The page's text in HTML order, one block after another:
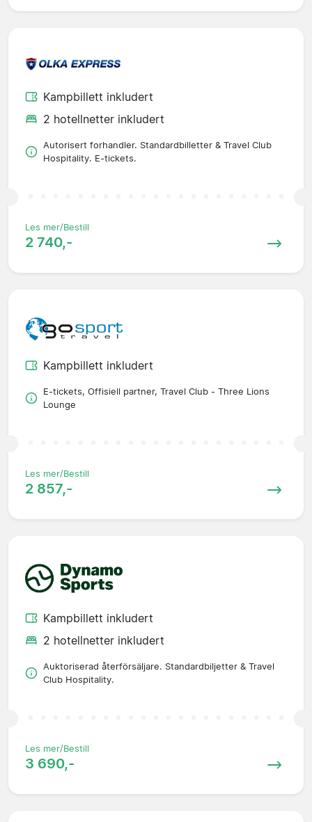
Kampbillett inkludert
2 hotellnetter inkludert
Autorisert forhandler. Standardbilletter & Travel Club
Hospitality. E-tickets.
Les mer/Bestill
2 740,-
Kampbillett inkludert
E-tickets, Offisiell partner, Travel Club - Three Lions
Lounge
Les mer/Bestill
2 857,-
Kampbillett inkludert
2 hotellnetter inkludert
Auktoriserad återförsäljare. Standardbiljetter & Travel
Club Hospitality.
Les mer/Bestill
3 690,-